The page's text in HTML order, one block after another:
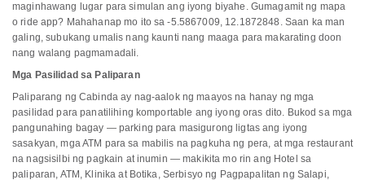
maginhawang lugar para simulan ang iyong biyahe. Gumagamit ng mapa
o ride app? Mahahanap mo ito sa -5.5867009, 12.1872848. Saan ka man
galing, subukang umalis nang kaunti nang maaga para makarating doon
nang walang pagmamadali.
Mga Pasilidad sa Paliparan
Paliparang ng Cabinda ay nag-aalok ng maayos na hanay ng mga
pasilidad para panatilihing komportable ang iyong oras dito. Bukod sa mga
pangunahing bagay — parking para masigurong ligtas ang iyong
sasakyan, mga ATM para sa mabilis na pagkuha ng pera, at mga restaurant
na nagsisilbi ng pagkain at inumin — makikita mo rin ang Hotel sa
paliparan, ATM, Klinika at Botika, Serbisyo ng Pagpapalitan ng Salapi,